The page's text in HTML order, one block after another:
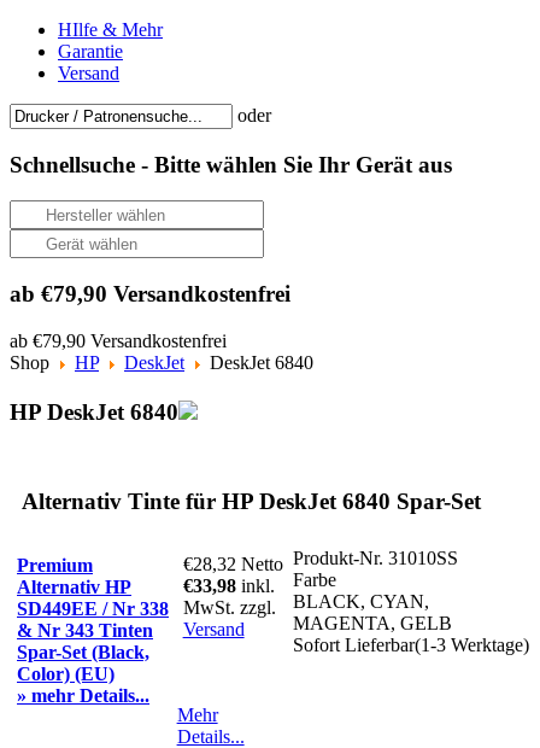
HIlfe & Mehr
Garantie
Versand
oder
Schnellsuche - Bitte wählen Sie Ihr Gerät aus
ab €79,90 Versandkostenfrei
ab €79,90 Versandkostenfrei
Shop
HP DeskJet DeskJet 6840
HP DeskJet 6840
Alternativ Tinte für HP DeskJet 6840 Spar-Set
Premium
Alternativ HP
SD449EE / Nr 338
& Nr 343 Tinten
Spar-Set (Black,
Color) (EU)
» mehr Details...
€28,32 Netto
€33,98 inkl.
MwSt. zzgl.
Versand
Produkt-Nr. 31010SS
Farbe
BLACK, CYAN,
MAGENTA, GELB
Sofort Lieferbar(1-3 Werktage)
Mehr
Details...